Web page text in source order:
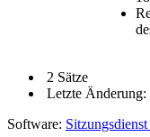
2 Sätze
Letzte Änderung:
Software: Sitzungsdienst